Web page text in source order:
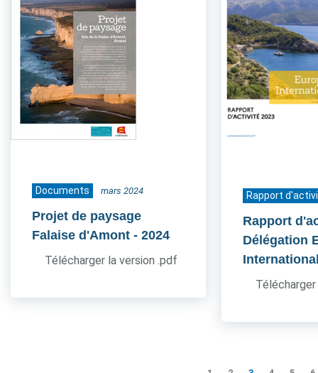
Documents mars 2024
Projet de paysage
Falaise d'Amont - 2024
Télécharger la version .pdf
Rapport
Rapport
Délégation